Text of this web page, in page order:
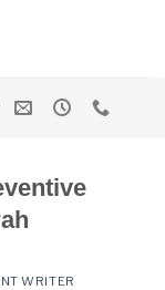
WRITER